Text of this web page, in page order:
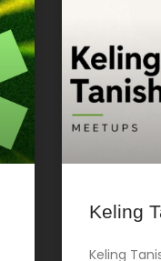
Keling
Keling